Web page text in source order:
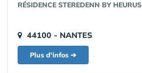
RÉSIDENCE STEREDENN BY HEURUS
44100 - NANTES
Plus d'infos ➔